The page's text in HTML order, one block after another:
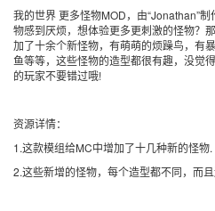
我的世界 更多怪物MOD，由“Jonathan”
物感到厌烦，想体验更多更刺激的怪物？
加了十余个新怪物，有萌萌的烦躁鸟，有
鱼等等，这些怪物的造型都很有趣，没觉
的玩家不要错过哦!
资源详情：
1.这款模组给MC中增加了十几种新的怪物.
2.这些新增的怪物，每个造型都不同，而